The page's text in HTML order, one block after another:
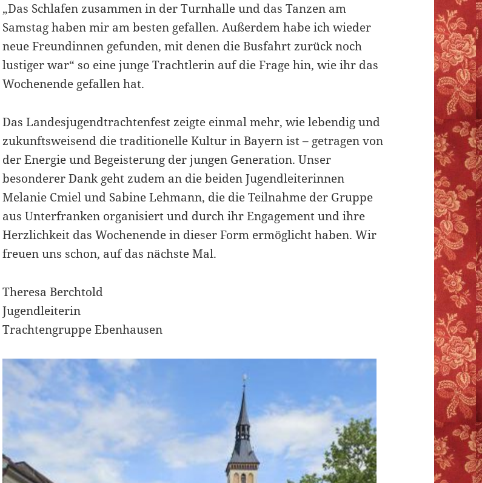
„Das Schlafen zusammen in der Turnhalle und das Tanzen am
Samstag haben mir am besten gefallen. Außerdem habe ich wieder
neue Freundinnen gefunden, mit denen die Busfahrt zurück noch
lustiger war“ so eine junge Trachtlerin auf die Frage hin, wie ihr das
Wochenende gefallen hat.
Das Landesjugendtrachtenfest zeigte einmal mehr, wie lebendig und
zukunftsweisend die traditionelle Kultur in Bayern ist – getragen von
der Energie und Begeisterung der jungen Generation. Unser
besonderer Dank geht zudem an die beiden Jugendleiterinnen
Melanie Cmiel und Sabine Lehmann, die die Teilnahme der Gruppe
aus Unterfranken organisiert und durch ihr Engagement und ihre
Herzlichkeit das Wochenende in dieser Form ermöglicht haben. Wir
freuen uns schon, auf das nächste Mal.
Theresa Berchtold
Jugendleiterin
Trachtengruppe Ebenhausen